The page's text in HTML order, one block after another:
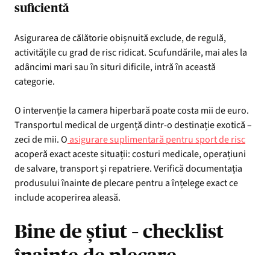
suficientă
Asigurarea de călătorie obișnuită exclude, de regulă,
activitățile cu grad de risc ridicat. Scufundările, mai ales la
adâncimi mari sau în situri dificile, intră în această
categorie.
O intervenție la camera hiperbară poate costa mii de euro.
Transportul medical de urgență dintr-o destinație exotică –
zeci de mii. O asigurare suplimentară pentru sport de risc
acoperă exact aceste situații: costuri medicale, operațiuni
de salvare, transport și repatriere. Verifică documentația
produsului înainte de plecare pentru a înțelege exact ce
include acoperirea aleasă.
Bine de știut – checklist